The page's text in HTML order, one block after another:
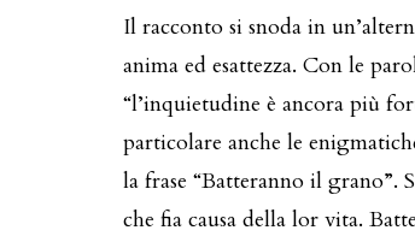
Il racconto si snoda in
anima ed esattezza. Con le
“l’inquietudine è ancora più
particolare anche le
la frase “Batteranno il grano”.
che fia causa della lor vita.